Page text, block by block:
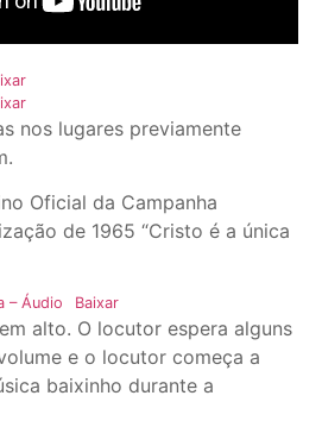
nos lugares previamente
Oficial da Campanha
de 1965 “Cristo é a única
– Áudio Baixar
alto. O locutor espera alguns
e o locutor começa a
baixinho durante a